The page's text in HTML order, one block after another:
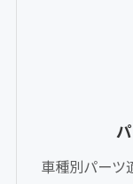
車種別パーツ